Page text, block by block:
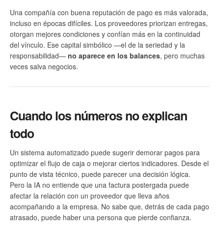
Una compañía con buena reputación de pago es más valorada,
incluso en épocas difíciles. Los proveedores priorizan entregas,
otorgan mejores condiciones y confían más en la continuidad
del vínculo. Ese capital simbólico —el de la seriedad y la
responsabilidad— no aparece en los balances, pero muchas
veces salva negocios.
Cuando los números no explican
todo
Un sistema automatizado puede sugerir demorar pagos para
optimizar el flujo de caja o mejorar ciertos indicadores. Desde el
punto de vista técnico, puede parecer una decisión lógica.
Pero la IA no entiende que una factura postergada puede
afectar la relación con un proveedor que lleva años
acompañando a la empresa. No sabe que, detrás de cada pago
atrasado, puede haber una persona que pierde confianza.